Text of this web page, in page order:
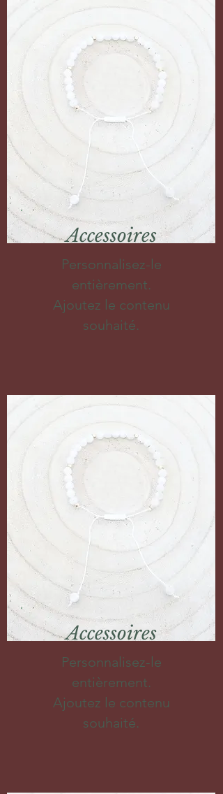
Accessoires
Personnalisez-le
entièrement.
Ajoutez le contenu
souhaité.
Accessoires
Personnalisez-le
entièrement.
Ajoutez le contenu
souhaité.